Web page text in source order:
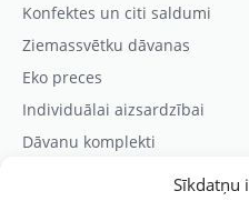
Sīkdatņu
Konfektes un citi saldumi
Ziemassvētku dāvanas
Eko preces
Individuālai aizsardzībai
Dāvanu komplekti
Kontaktinformācija